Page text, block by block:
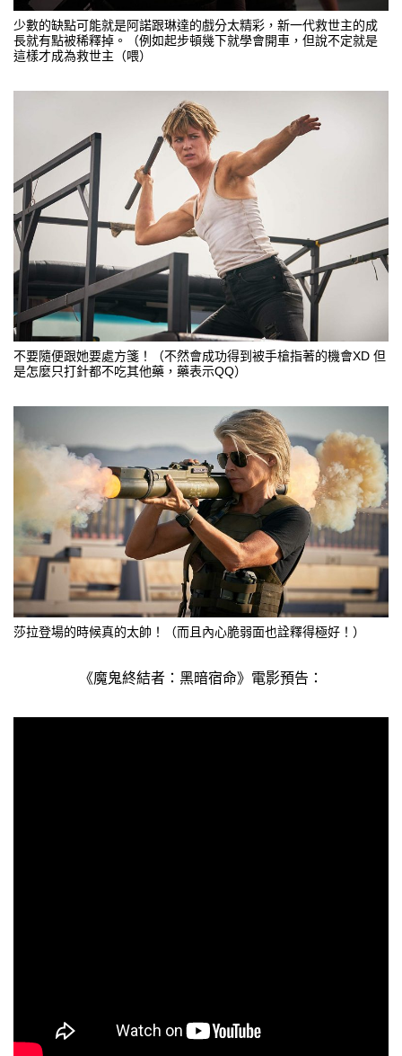
少數的缺點可能就是阿諾跟琳達的戲分太精彩，新一代救世主的成
長就有點被稀釋掉。（例如起步頓幾下就學會開車，但說不定就是
這樣才成為救世主（喂）
不要隨便跟她要處方箋！（不然會成功得到被手槍指著的機會XD 但
是怎麼只打針都不吃其他藥，藥表示QQ）
莎拉登場的時候真的太帥！（而且內心脆弱面也詮釋得極好！）
《魔鬼終結者：黑暗宿命》電影預告：